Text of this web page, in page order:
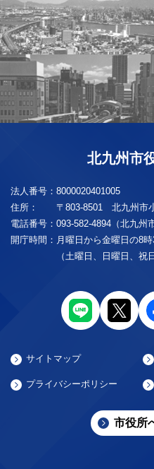
北九州市
法人番号： 8000020401005
住所：
〒803-8501 北九州市
電話番号： 093-582-4894（北九州
開庁時間： 月曜日から金曜日の8
（土曜日、日曜日、祝
サイトマップ
プライバシーポリシー
市役所